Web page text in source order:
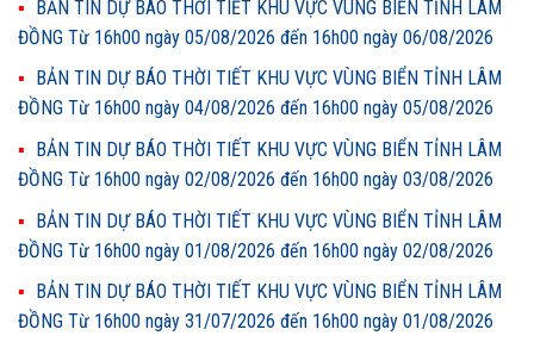
BẢN TIN DỰ BÁO THỜI TIẾT KHU VỰC VÙNG BIỂN TỈNH LÂM
ĐỒNG Từ 16h00 ngày 05/08/2026 đến 16h00 ngày 06/08/2026
BẢN TIN DỰ BÁO THỜI TIẾT KHU VỰC VÙNG BIỂN TỈNH LÂM
ĐỒNG Từ 16h00 ngày 04/08/2026 đến 16h00 ngày 05/08/2026
BẢN TIN DỰ BÁO THỜI TIẾT KHU VỰC VÙNG BIỂN TỈNH LÂM
ĐỒNG Từ 16h00 ngày 02/08/2026 đến 16h00 ngày 03/08/2026
BẢN TIN DỰ BÁO THỜI TIẾT KHU VỰC VÙNG BIỂN TỈNH LÂM
ĐỒNG Từ 16h00 ngày 01/08/2026 đến 16h00 ngày 02/08/2026
BẢN TIN DỰ BÁO THỜI TIẾT KHU VỰC VÙNG BIỂN TỈNH LÂM
ĐỒNG Từ 16h00 ngày 31/07/2026 đến 16h00 ngày 01/08/2026